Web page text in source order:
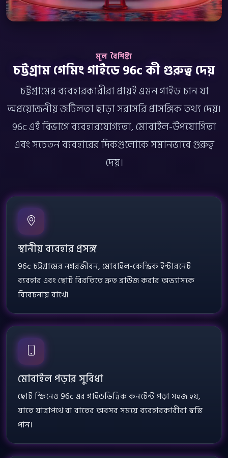
মূল বৈশিষ্ট্য
চট্টগ্রাম গেমিং গাইডে 96c কী গুরুত্ব দেয়
চট্টগ্রামের ব্যবহারকারীরা প্রায়ই এমন গাইড চান যা
অপ্রয়োজনীয় জটিলতা ছাড়া সরাসরি প্রাসঙ্গিক তথ্য দেয়।
96c এই বিভাগে ব্যবহারযোগ্যতা, মোবাইল-উপযোগিতা
এবং সচেতন ব্যবহারের দিকগুলোকে সমানভাবে গুরুত্ব
দেয়।
স্থানীয় ব্যবহার প্রসঙ্গ
96c চট্টগ্রামের নগরজীবন, মোবাইল-কেন্দ্রিক ইন্টারনেট
ব্যবহার এবং ছোট বিরতিতে দ্রুত ব্রাউজ করার অভ্যাসকে
বিবেচনায় রাখে।
মোবাইল পড়ার সুবিধা
ছোট স্ক্রিনেও 96c এর গাইডভিত্তিক কনটেন্ট পড়া সহজ হয়,
যাতে যাত্রাপথে বা রাতের অবসর সময়ে ব্যবহারকারীরা স্বস্তি
পান।